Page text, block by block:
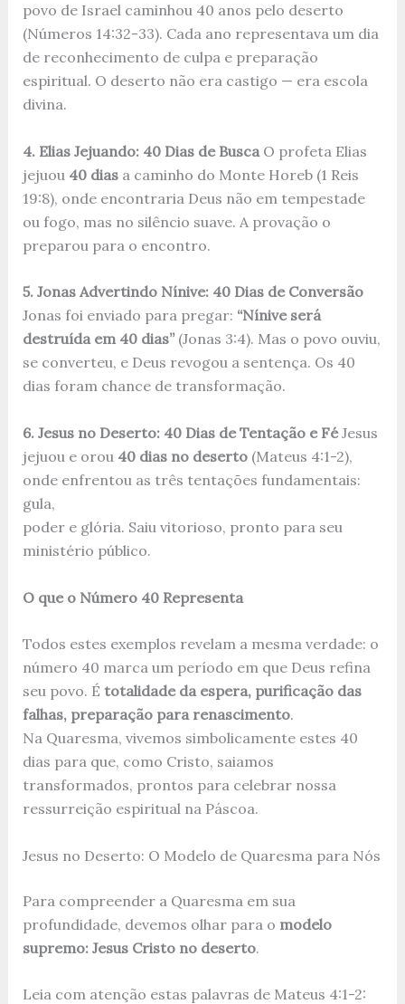
povo de Israel caminhou 40 anos pelo deserto
(Números 14:32-33). Cada ano representava um dia
de reconhecimento de culpa e preparação
espiritual. O deserto não era castigo — era escola
divina.
4. Elias Jejuando: 40 Dias de BuscaO profeta Elias
jejuou 40 diasa caminho do Monte Horeb (1 Reis
19:8), onde encontraria Deus não em tempestade
ou fogo, mas no silêncio suave. A provação o
preparou para o encontro.
5. Jonas Advertindo Nínive: 40 Dias de Conversão
Jonas foi enviado para pregar: “Nínive será
destruída em 40 dias”(Jonas 3:4). Mas o povo ouviu,
se converteu, e Deus revogou a sentença. Os 40
dias foram chance de transformação.
6. Jesus no Deserto: 40 Dias de Tentação e FéJesus
jejuou e orou 40 dias no deserto(Mateus 4:1-2),
onde enfrentou as três tentações fundamentais:
gula,
poder e glória. Saiu vitorioso, pronto para seu
ministério público.
O que o Número 40 Representa
Todos estes exemplos revelam a mesma verdade: o
número 40 marca um período em que Deus refina
seu povo. É totalidade da espera, purificação das
falhas, preparação para renascimento.
Na Quaresma, vivemos simbolicamente estes 40
dias para que, como Cristo, saiamos
transformados, prontos para celebrar nossa
ressurreição espiritual na Páscoa.
Jesus no Deserto: O Modelo de Quaresma para Nós
Para compreender a Quaresma em sua
profundidade, devemos olhar para o modelo
supremo: Jesus Cristo no deserto.
Leia com atenção estas palavras de Mateus 4:1-2: